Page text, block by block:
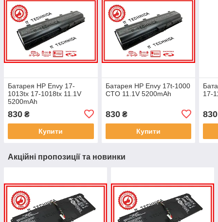
Батарея HP Envy 17-
1013tx 17-1018tx 11.1V
5200mAh
830 ₴
Купити
Батарея HP Envy 17t-1000
CTO 11.1V 5200mAh
830₴
Купити
17-
830
Акційні пропозиції та новинки